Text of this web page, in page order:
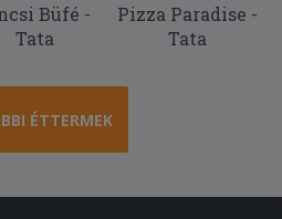
segítőkész futár. Csak
Büfé -
Tata
Pizza Paradise -
Tata
ÉTTERMEK